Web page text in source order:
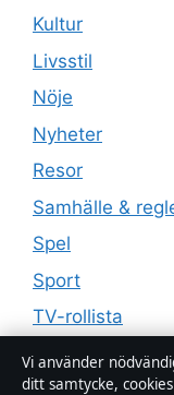
Kultur
Livsstil
Nöje
Nyheter
Resor
Samhälle &
Spel
Sport
TV-rollista
Vi använder
ditt samtycke,